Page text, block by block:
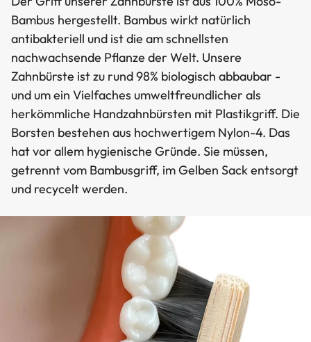
Bambus hergestellt. Bambus wirkt natürlich
antibakteriell und ist die am schnellsten
nachwachsende Pflanze der Welt. Unsere
Zahnbürste ist zu rund 98% biologisch abbaubar -
und um ein Vielfaches umweltfreundlicher als
herkömmliche Handzahnbürsten mit Plastikgriff. Die
Borsten bestehen aus hochwertigem Nylon-4. Das
hat vor allem hygienische Gründe. Sie müssen,
getrennt vom Bambusgriff, im Gelben Sack entsorgt
und recycelt werden.